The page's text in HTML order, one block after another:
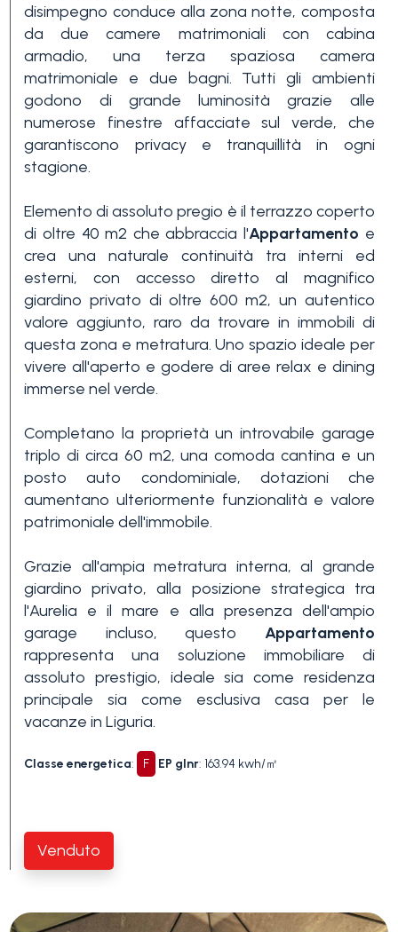
disimpegno conduce alla zona notte, composta
da due camere matrimoniali con cabina
armadio, una terza spaziosa camera
matrimoniale e due bagni. Tutti gli ambienti
godono di grande luminosità grazie alle
numerose finestre affacciate sul verde, che
garantiscono privacy e tranquillità in ogni
stagione.
Elemento di assoluto pregio è il terrazzo coperto
di oltre 40 m2 che abbraccia l'Appartamento e
crea una naturale continuità tra interni ed
esterni, con accesso diretto al magnifico
giardino privato di oltre 600 m2, un autentico
valore aggiunto, raro da trovare in immobili di
questa zona e metratura. Uno spazio ideale per
vivere all'aperto e godere di aree relax e dining
immerse nel verde.
Completano la proprietà un introvabile garage
triplo di circa 60 m2, una comoda cantina e un
posto auto condominiale, dotazioni che
aumentano ulteriormente funzionalità e valore
patrimoniale dell'immobile.
Grazie all'ampia metratura interna, al grande
giardino privato, alla posizione strategica tra
l'Aurelia e il mare e alla presenza dell'ampio
garage incluso, questo Appartamento
rappresenta una soluzione immobiliare di
assoluto prestigio, ideale sia come residenza
principale sia come esclusiva casa per le
vacanze in Liguria.
Classe energetica: F EP glnr: 163.94 kwh/㎡
Venduto
2
3+
opzioni
-
multiscelta
Giardino
Balcone/Terrazzo
Ascensore
Piscina
Vista mare